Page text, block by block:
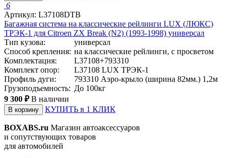
6
Артикул: L37108DTB
Багажная система на классические рейлинги LUX (ЛЮКС)
ТРЭК-1 для Citroen ZX Break (N2) (1993-1998) универсал
Тип кузова:
универсал
Способ крепления: на классические рейлинги, с просветом
Комплектация:
L37108+793310
Комплект опор:
L37108 LUX ТРЭК-1
Профиль дуги:
793310 Аэро-крыло (ширина 82мм.) 1,2м
Грузоподъемность: До 100кг
9 300 ₽ В наличии
В корзину КУПИТЬ в 1 КЛИК
BOXABS.ru Магазин автоаксессуаров
и сопутствующих товаров
для автомобилей